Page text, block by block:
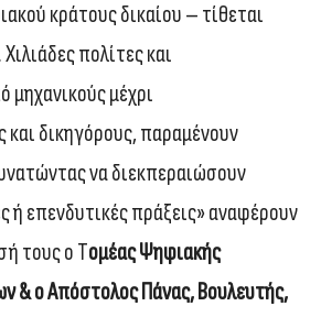
κράτους δικαίου – τίθεται
πολίτες και
μηχανικούς μέχρι
δικηγόρους, παραμένουν
να διεκπεραιώσουν
ή επενδυτικές πράξεις» αναφέρουν
τους ο Τομέας Ψηφιακής
& ο Απόστολος Πάνας, Βουλευτής,